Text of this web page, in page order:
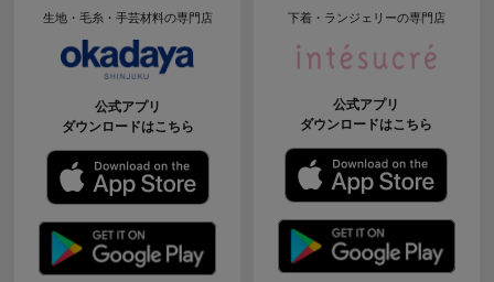
生地・毛糸・手芸材料の専門店
公式アプリ
ダウンロードはこちら
下着・ランジェリーの専門店
公式アプリ
ダウンロードはこちら